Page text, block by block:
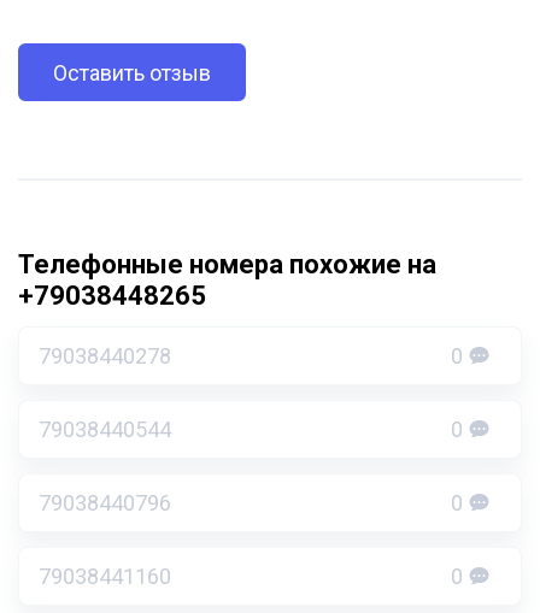
Оставить отзыв
Телефонные номера похожие на
+79038448265
79038440278 0
79038440544 0
79038440796 0
79038441160 0